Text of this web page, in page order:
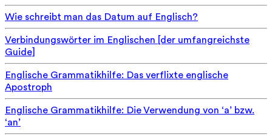
Wie schreibt man das Datum auf Englisch?
Verbindungswörter im Englischen [der umfangreichste
Guide]
Englische Grammatikhilfe: Das verflixte englische
Apostroph
Englische Grammatikhilfe: Die Verwendung von ‘a’ bzw.
‘an’